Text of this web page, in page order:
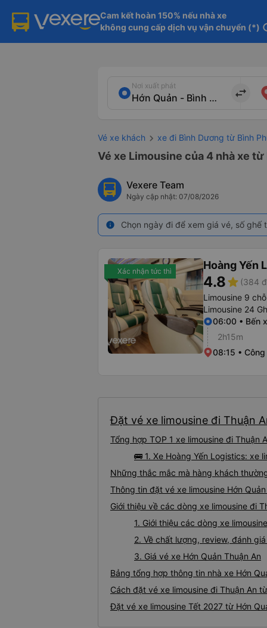
Cam kết hoàn 150% nếu nhà xe
không cung cấp dịch vụ vận chuyển (*)
Nơi xuất phát
import_export
Vé xe khách xe đi Bình Dương từ Bình
Vé xe Limousine của 4 nhà xe
Vexere Team
Ngày cập nhật: 07/08/2026
info Chọn ngày đi để xem giá vé, số
Xác nhận tức thì Hoàng Yến
4.8star (384
Limousine 9 chỗ
Limousine 24
06:00 • Bến
2h15m
08:15 •
Đặt vé xe limousine đi Thuận
Tổng hợp TOP 1 xe limousine đi
🚌 1. Xe Hoàng Yến Logistics: xe
Những thắc mắc mà hàng khách
Thông tin đặt vé xe limousine Hớn
Giới thiệu về các dòng xe limousine đi
1. Giới thiệu các dòng xe
2. Về chất lượng, review, đánh
3. Giá vé xe Hớn Quản Thuận An
Bảng tổng hợp thông tin nhà xe Hớn
Cách đặt vé xe limousine đi Thuận An
Đặt vé xe limousine Tết 2027 từ Hớn